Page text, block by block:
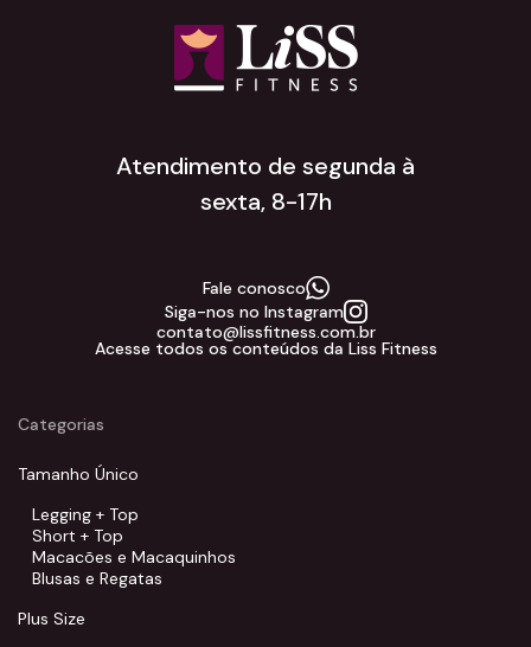
Atendimento de segunda à
sexta, 8-17h
Fale conosco
Siga-nos no Instagram
contato@lissfitness.com.br
Acesse todos os conteúdos da Liss Fitness
Categorias
Tamanho Único
Legging + Top
Short + Top
Macacões e Macaquinhos
Blusas e Regatas
Plus Size